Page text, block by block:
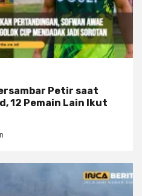
Petir saat
12 Pemain Lain Ikut